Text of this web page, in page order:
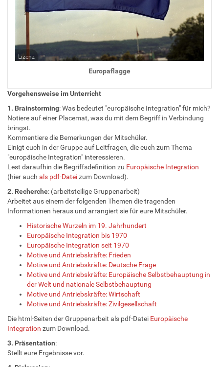
Lizenz
Europaflagge
Vorgehensweise im Unterricht
1. Brainstorming: Was bedeutet "europäische Integration" für mich?
Notiere auf einer Placemat, was du mit dem Begriff in Verbindung
bringst.
Kommentiere die Bemerkungen der Mitschüler.
Einigt euch in der Gruppe auf Leitfragen, die euch zum Thema
"europäische Integration" interessieren.
Lest daraufhin die Begriffsdefinition zu Europäische Integration
(hier auch als pdf-Dateizum Download).
2. Recherche: (arbeitsteilige Gruppenarbeit)
Arbeitet aus einem der folgenden Themen die tragenden
Informationen heraus und arrangiert sie für eure Mitschüler.
Historische Wurzeln im 19. Jahrhundert
Europäische Integration bis 1970
Europäische Integration seit 1970
Motive und Antriebskräfte: Frieden
Motive und Antriebskräfte: Deutsche Frage
Motive und Antriebskräfte: Europäische Selbstbehauptung in
der Welt und nationale Selbstbehauptung
Motive und Antriebskräfte: Wirtschaft
Motive und Antriebskräfte: Zivilgesellschaft
Die html-Seiten der Gruppenarbeit als pdf-Datei Europäische
Integration zum Download.
3. Präsentation:
Stellt eure Ergebnisse vor.